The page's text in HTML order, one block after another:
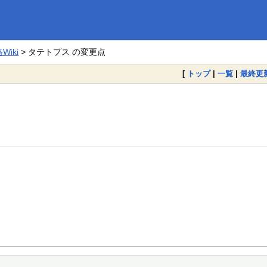
Wiki > タテトプス の変更点
[ トップ| 一覧 | 最終更